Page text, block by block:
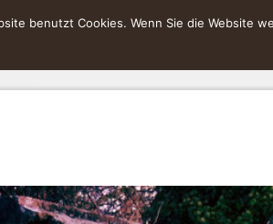
benutzt Cookies. Wenn Sie die Website